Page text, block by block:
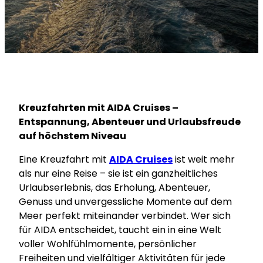
Kreuzfahrten mit AIDA Cruises –
Entspannung, Abenteuer und Urlaubsfreude
auf höchstem Niveau
Eine Kreuzfahrt mit AIDA Cruisesist weit mehr
als nur eine Reise – sie ist ein ganzheitliches
Urlaubserlebnis, das Erholung, Abenteuer,
Genuss und unvergessliche Momente auf dem
Meer perfekt miteinander verbindet. Wer sich
für AIDA entscheidet, taucht ein in eine Welt
voller Wohlfühlmomente, persönlicher
Freiheiten und vielfältiger Aktivitäten für jede